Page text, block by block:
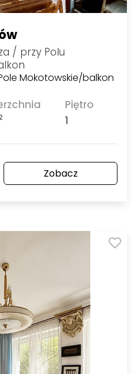
/ przy Polu
Mokotowskie/balkon
Piętro
1
Zobacz